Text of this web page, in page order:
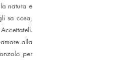
natura e
sa cosa,
alla
per